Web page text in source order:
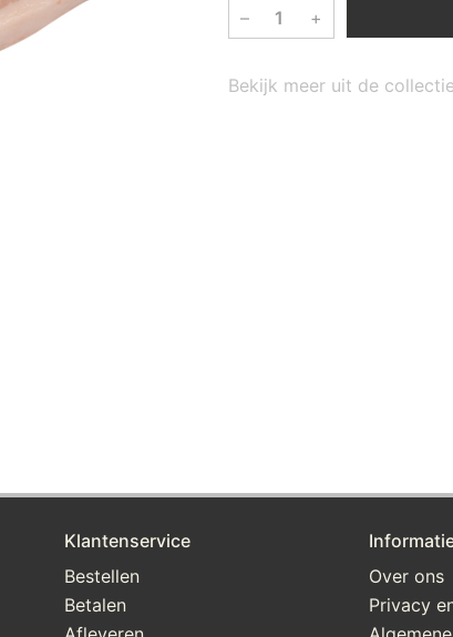
– +
Bekijk meer uit de
Klantenservice
Bestellen
Betalen
Over ons
Privacy